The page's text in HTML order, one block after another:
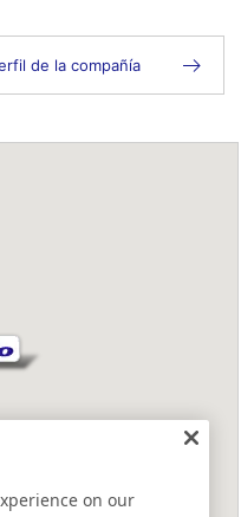
de la compañía
on our